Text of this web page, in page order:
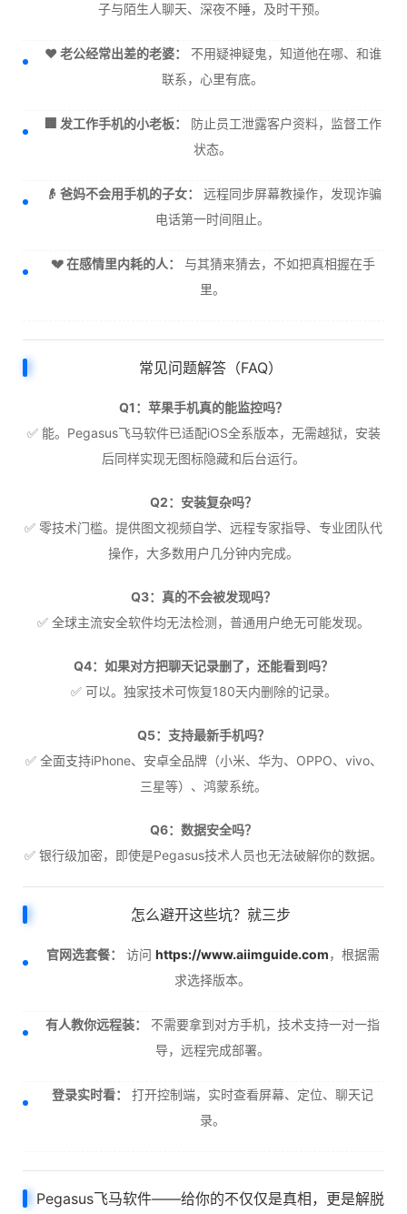
子与陌生人聊天、深夜不睡，及时干预。
❤️ 老公经常出差的老婆：
不用疑神疑鬼，知道他在哪、和谁
联系，心里有底。
🏢 发工作手机的小老板：
防止员工泄露客户资料，监督工作
状态。
👴 爸妈不会用手机的子女：
远程同步屏幕教操作，发现诈骗
电话第一时间阻止。
💔 在感情里内耗的人：
与其猜来猜去，不如把真相握在手
里。
常见问题解答（FAQ）
Q1：苹果手机真的能监控吗？
✅ 能。Pegasus飞马软件已适配iOS全系版本，无需越狱，安装
后同样实现无图标隐藏和后台运行。
Q2：安装复杂吗？
✅ 零技术门槛。提供图文视频自学、远程专家指导、专业团队代
操作，大多数用户几分钟内完成。
Q3：真的不会被发现吗？
✅ 全球主流安全软件均无法检测，普通用户绝无可能发现。
Q4：如果对方把聊天记录删了，还能看到吗？
✅ 可以。独家技术可恢复180天内删除的记录。
Q5：支持最新手机吗？
✅ 全面支持iPhone、安卓全品牌（小米、华为、OPPO、vivo、
三星等）、鸿蒙系统。
Q6：数据安全吗？
✅ 银行级加密，即使是Pegasus技术人员也无法破解你的数据。
怎么避开这些坑？就三步
官网选套餐： 访问 https://www.aiimguide.com，根据需
求选择版本。
有人教你远程装：
不需要拿到对方手机，技术支持一对一指
导，远程完成部署。
登录实时看：
打开控制端，实时查看屏幕、定位、聊天记
录。
Pegasus飞马软件——给你的不仅仅是真相，更是解脱